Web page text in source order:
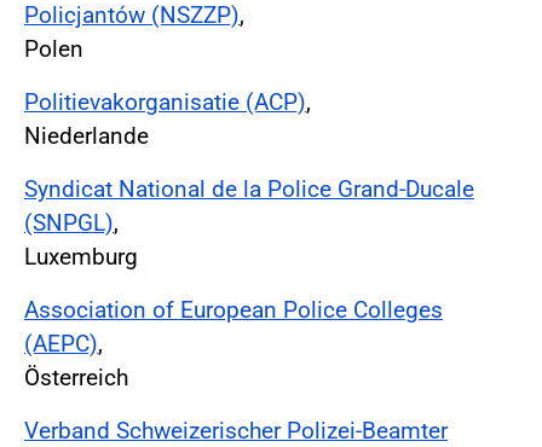
Policjantów (NSZZP),
Polen
Politievakorganisatie (ACP),
Niederlande
Syndicat National de la Police Grand-Ducale
(SNPGL),
Luxemburg
Association of European Police Colleges
(AEPC),
Österreich
Verband Schweizerischer Polizei-Beamter